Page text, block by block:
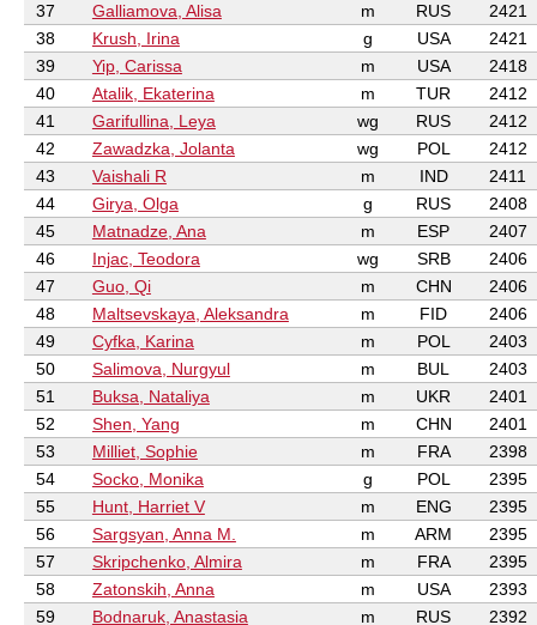
37
Galliamova, Alisa m RUS
2421
38
Krush, Irina g USA
2421
39
Yip, Carissa m USA
2418
40
Atalik, Ekaterina m TUR
2412
41
Garifullina, Leya wg RUS
2412
42
Zawadzka, Jolanta wg POL
2412
43
Vaishali R m IND
2411
44
Girya, Olga g RUS
2408
45
Matnadze, Ana m ESP
2407
46
Injac, Teodora wg SRB
2406
47
Guo, Qi m CHN
2406
48
Maltsevskaya, Aleksandra m FID
2406
49
Cyfka, Karina m POL
2403
50
Salimova, Nurgyul m BUL
2403
51
Buksa, Nataliya m UKR
2401
52
Shen, Yang m CHN
2401
53
Milliet, Sophie m FRA
2398
54
Socko, Monika g POL
2395
55
Hunt, Harriet V m ENG
2395
56
Sargsyan, Anna M. m ARM
2395
57
Skripchenko, Almira m FRA
2395
58
Zatonskih, Anna m USA
2393
59
Bodnaruk, Anastasia m RUS
2392